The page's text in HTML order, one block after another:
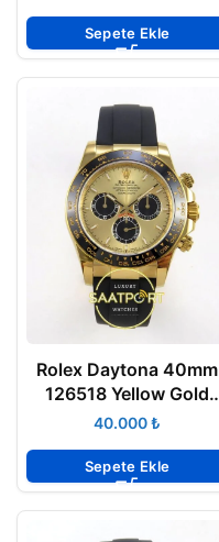
Sepete Ekle
Rolex Daytona 40mm
126518 Yellow Gold
Black Subdial
Eta Saat
₺
Sepete Ekle